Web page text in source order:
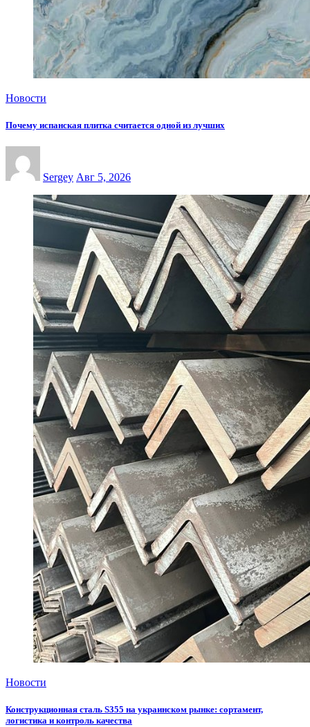
Новости
Почему испанская плитка считается одной из лучших
Sergey Авг 5, 2026
Новости
Конструкционная сталь S355 на украинском рынке: сортамент,
логистика и контроль качества